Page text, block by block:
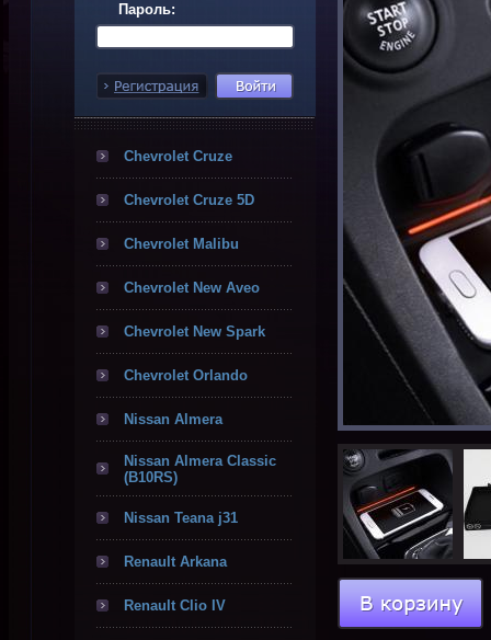
Пароль:
Chevrolet Cruze
Chevrolet Cruze 5D
Chevrolet Malibu
Chevrolet New Aveo
Chevrolet New Spark
Chevrolet Orlando
Nissan Almera
Nissan Almera Classic
(B10RS)
Nissan Teana j31
Renault Arkana
Renault Clio IV